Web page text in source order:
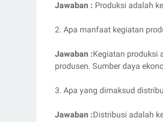
Jawaban : Produksi adalah
2. Apa manfaat kegiatan
Jawaban :Kegiatan produksi
produsen. Sumber daya
3. Apa yang dimaksud
Jawaban :Distribusi adalah